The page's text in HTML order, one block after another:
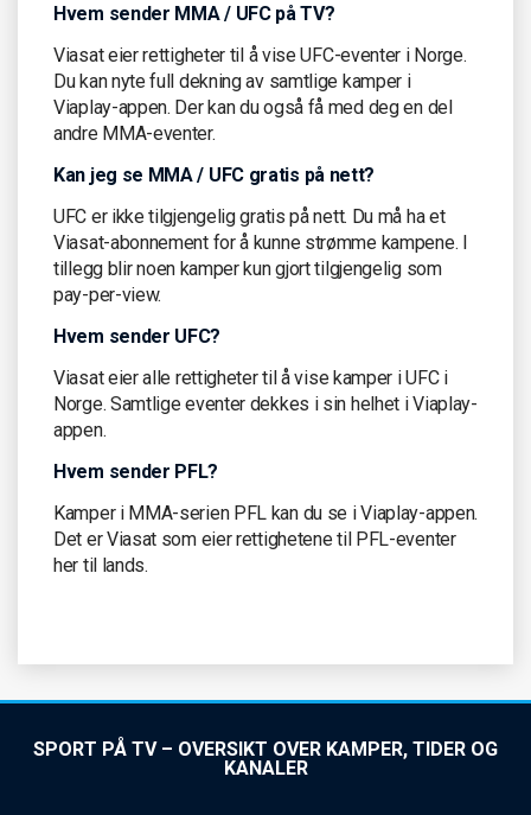
Hvem sender MMA / UFC på TV?
Viasat eier rettigheter til å vise UFC-eventer i Norge.
Du kan nyte full dekning av samtlige kamper i
Viaplay-appen. Der kan du også få med deg en del
andre MMA-eventer.
Kan jeg se MMA / UFC gratis på nett?
UFC er ikke tilgjengelig gratis på nett. Du må ha et
Viasat-abonnement for å kunne strømme kampene. I
tillegg blir noen kamper kun gjort tilgjengelig som
pay-per-view.
Hvem sender UFC?
Viasat eier alle rettigheter til å vise kamper i UFC i
Norge. Samtlige eventer dekkes i sin helhet i Viaplay-
appen.
Hvem sender PFL?
Kamper i MMA-serien PFL kan du se i Viaplay-appen.
Det er Viasat som eier rettighetene til PFL-eventer
her til lands.
SPORT PÅ TV – OVERSIKT OVER KAMPER, TIDER OG
KANALER